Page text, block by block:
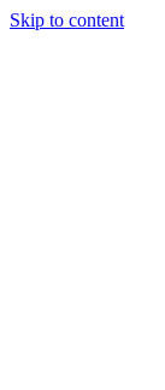
Skip to content